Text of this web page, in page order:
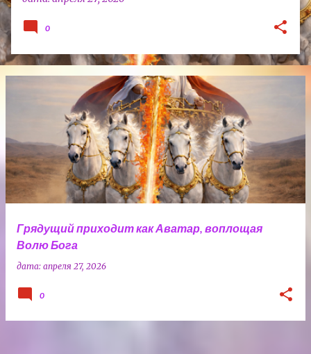
0
Грядущий приходит как Аватар, воплощая
Волю Бога
дата: апреля 27, 2026
0